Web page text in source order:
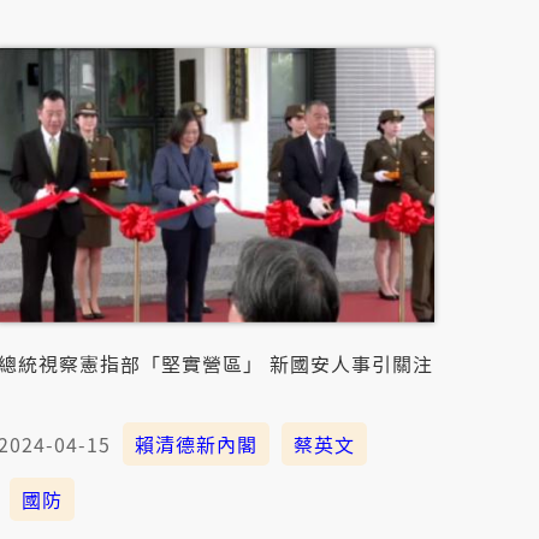
統視察憲指部「堅實營區」 新國安人事引關注
04-15 賴清德新內閣
蔡英文
國防